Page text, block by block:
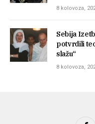
8 kolovoza,
Sebija
potvrdili
slažu“
8 kolovoza,